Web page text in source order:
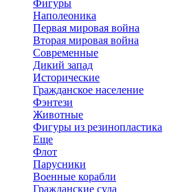
Фигуры
Наполеоника
Первая мировая война
Вторая мировая война
Современные
Дикий запад
Исторические
Гражданское население
Фэнтези
Животные
Фигуры из резинопластика
Еще
Флот
Парусники
Военные корабли
Гражданские суда